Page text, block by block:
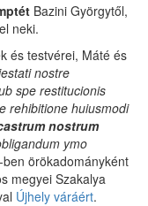
Bazini Györgytől,
neki.
és testvérei, Máté és
nostre
spe restitucionis
rehibitione huiusmodi
nostrum
ymo
örökadományként
megyei Szakalya
Újhely váráért.